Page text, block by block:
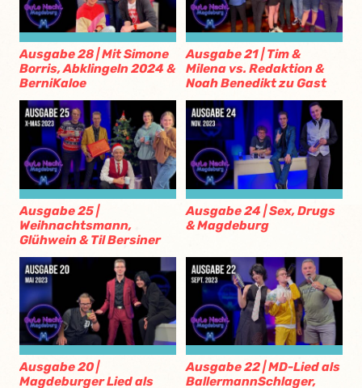
Ausgabe 28 | Mit Simone
Borris, Abklingeln 2024 &
BerniKaloe
Ausgabe 21 | Tim &
Milena vs. Redaktion &
Noah Benedikt zu Gast
Ausgabe 25 |
Weihnachtsmann,
Glühwein & Til Bersiner
Ausgabe 24 | Sex, Drugs
& Magdeburg
Ausgabe 20 |
Magdeburger Lied als
Ausgabe 22 | MD-Lied als
BallermannSchlager,